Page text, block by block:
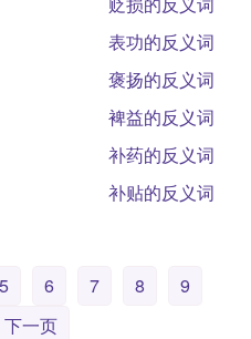
表功的反义词
褒扬的反义词
裨益的反义词
补药的反义词
补贴的反义词
5 6 7 8
9
下一页